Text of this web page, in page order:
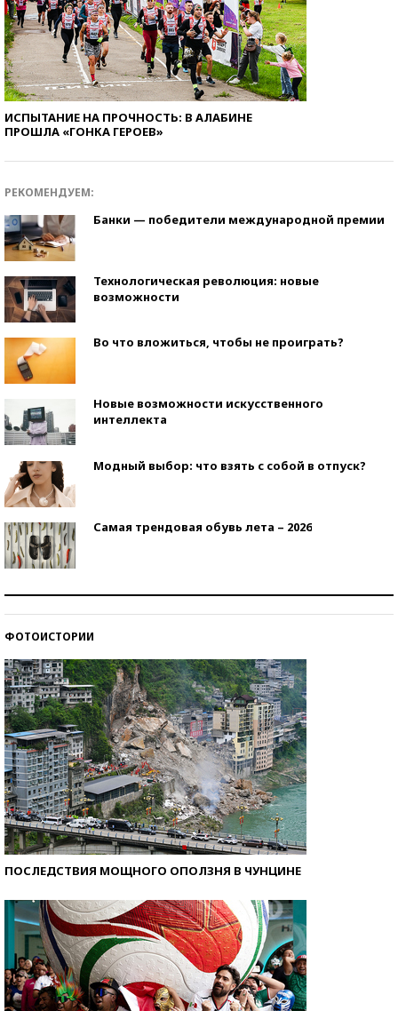
ИСПЫТАНИЕ НА ПРОЧНОСТЬ: В АЛАБИНЕ
ПРОШЛА «ГОНКА ГЕРОЕВ»
РЕКОМЕНДУЕМ:
Банки — победители международной премии
Технологическая революция: новые
возможности
Во что вложиться, чтобы не проиграть?
Новые возможности искусственного
интеллекта
Модный выбор: что взять с собой в отпуск?
Самая трендовая обувь лета – 2026
ФОТОИСТОРИИ
ПОСЛЕДСТВИЯ МОЩНОГО ОПОЛЗНЯ В ЧУНЦИНЕ